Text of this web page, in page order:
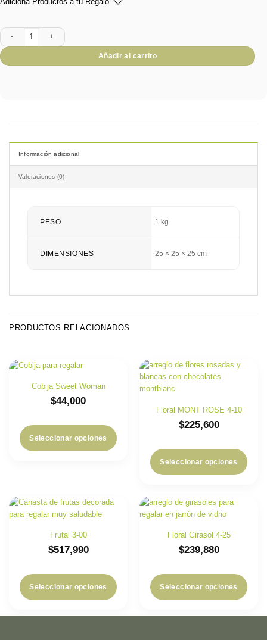
Frutal K-10 cantidad
Añadir al carrito
Información adicional
Valoraciones (0)
PESO 1 kg
DIMENSIONES 25 × 25 × 25 cm
PRODUCTOS RELACIONADOS
Cobija Sweet Woman
$44,000
Seleccionar opciones
Floral MONT ROSE 4-10
$225,600
Seleccionar opciones
Frutal 3-00
$517,990
Seleccionar opciones
Floral Girasol 4-25
$239,880
Seleccionar opciones